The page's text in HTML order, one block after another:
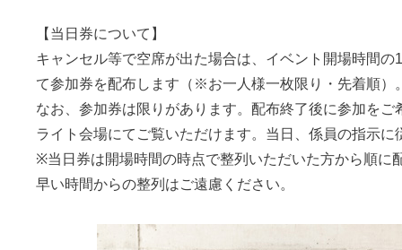
【当日券について】
キャンセル等で空席が出た場合は、イベント開場時間の
て参加券を配布します（※お一人様一枚限り・先着順）
なお、参加券は限りがあります。配布終了後に参加をご
ライト会場にてご覧いただけます。当日、係員の指示に
※当日券は開場時間の時点で整列いただいた方から順に
早い時間からの整列はご遠慮ください。